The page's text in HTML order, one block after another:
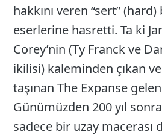
hakkını veren “sert”
eserlerine hasretti. Ta ki
Corey’nin (Ty Franck ve
ikilisi) kaleminden çıkan
taşınan The Expanse
Günümüzden 200 yıl
sadece bir uzay macerası